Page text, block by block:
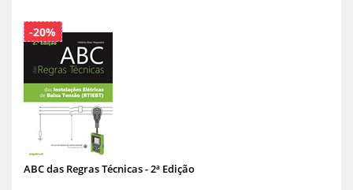
ABC das Regras Técnicas - 2ª Edição
-20%